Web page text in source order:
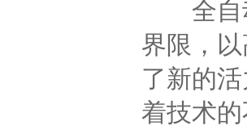
全自动
界限，
了新的
着技术